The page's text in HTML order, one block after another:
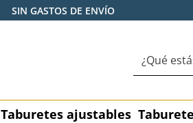
SIN GASTOS DE ENVÍO
Taburetes ajustables